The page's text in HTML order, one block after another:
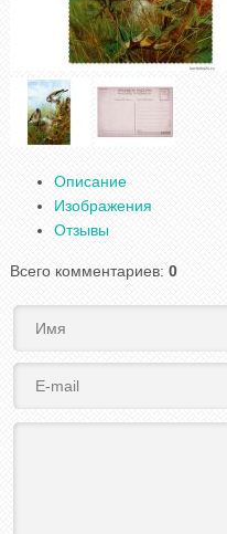
Описание
Изображения
Отзывы
Всего комментариев: 0